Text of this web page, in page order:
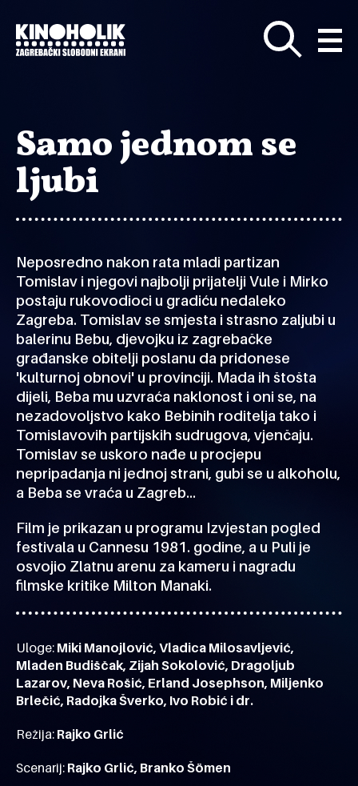
glavni
sadržaj
Samo jednom se
ljubi
Neposredno nakon rata mladi partizan
Tomislav i njegovi najbolji prijatelji Vule i Mirko
postaju rukovodioci u gradiću nedaleko
Zagreba. Tomislav se smjesta i strasno zaljubi u
balerinu Bebu, djevojku iz zagrebačke
građanske obitelji poslanu da pridonese
'kulturnoj obnovi' u provinciji. Mada ih štošta
dijeli, Beba mu uzvraća naklonost i oni se, na
nezadovoljstvo kako Bebinih roditelja tako i
Tomislavovih partijskih sudrugova, vjenčaju.
Tomislav se uskoro nađe u procjepu
nepripadanja ni jednoj strani, gubi se u alkoholu,
a Beba se vraća u Zagreb...
Film je prikazan u programu Izvjestan pogled
festivala u Cannesu 1981. godine, a u Puli je
osvojio Zlatnu arenu za kameru i nagradu
filmske kritike Milton Manaki.
Uloge: Miki Manojlović, Vladica Milosavljević,
Mladen Budiščak, Zijah Sokolović, Dragoljub
Lazarov, Neva Rošić, Erland Josephson, Miljenko
Brlečić, Radojka Šverko, Ivo Robić i dr.
Režija: Rajko Grlić
Scenarij: Rajko Grlić, Branko Šömen